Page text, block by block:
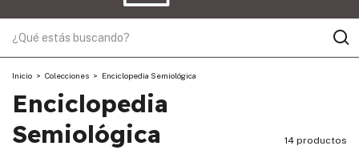
Inicio > Colecciones > Enciclopedia Semiológica
Enciclopedia
Semiológica
14 productos